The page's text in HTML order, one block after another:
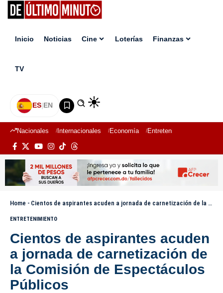
Inicio Noticias Cine Loterías Finanzas
TV
ES|EN
Nacionales Internacionales Economía Entretenimiento
Home - Cientos de aspirantes acuden a jornada de carnetización de la Comisión de Espectáculos Públicos
ENTRETENIMIENTO
Cientos de aspirantes acuden
a jornada de carnetización de
la Comisión de Espectáculos
Públicos